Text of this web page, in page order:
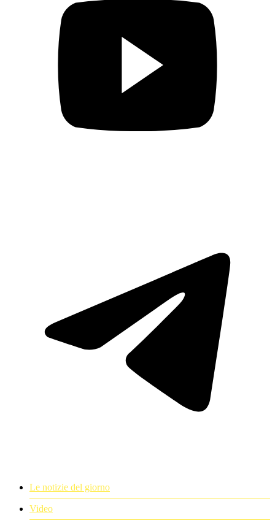
Le notizie del giorno
Video